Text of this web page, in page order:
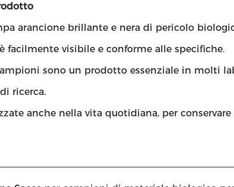
arancione brillante e nera di pericolo
facilmente visibile e conforme alle specifiche.
sono un prodotto essenziale in molti
ricerca.
anche nella vita quotidiana, per